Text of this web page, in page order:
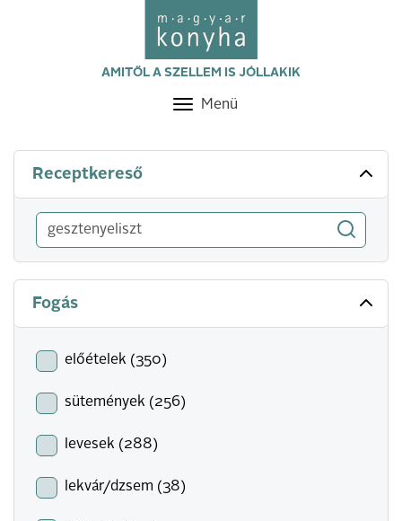
AMITŐL A SZELLEM IS JÓLLAKIK
Toggle
Menü
Receptkereső
Fogás
előételek (350)
sütemények (256)
levesek (288)
lekvár/dzsem (38)